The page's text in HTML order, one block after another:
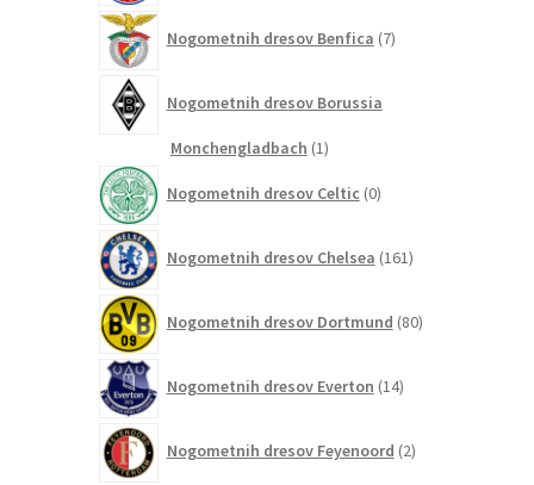
Nogometnih dresov Benfica 7izdelkov
Nogometnih dresov Borussia
Monchengladbach 11
Nogometnih dresov Celtic 0izdelkov
Nogometnih dresov Chelsea 161izdelkov
Nogometnih dresov Dortmund 80izdelkov
Nogometnih dresov Everton 14izdelkov
Nogometnih dresov Feyenoord 2izdelka